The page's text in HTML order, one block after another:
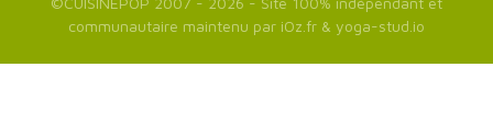
communautaire maintenu par iOz.fr & yoga-stud.io